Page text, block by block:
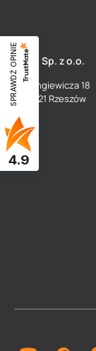
SUEZ Sp. z o.o.
ul. Langiewicza 18
35 - 021 Rzeszów
SPRAWDŹ OPINIE
4.9